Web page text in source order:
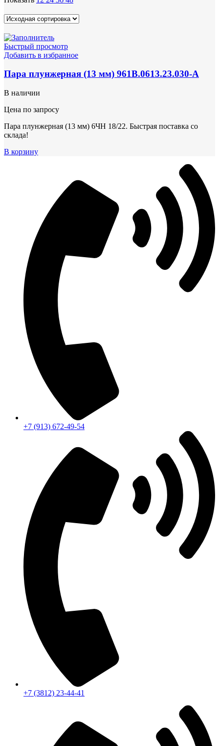
Быстрый просмотр
Добавить в избранное
Пара плунжерная (13 мм) 961В.0613.23.030-А
В наличии
Цена по запросу
Пара плунжерная (13 мм) 6ЧН 18/22. Быстрая поставка со
склада!
В корзину
+7 (913) 672-49-54
+7 (3812) 23-44-41